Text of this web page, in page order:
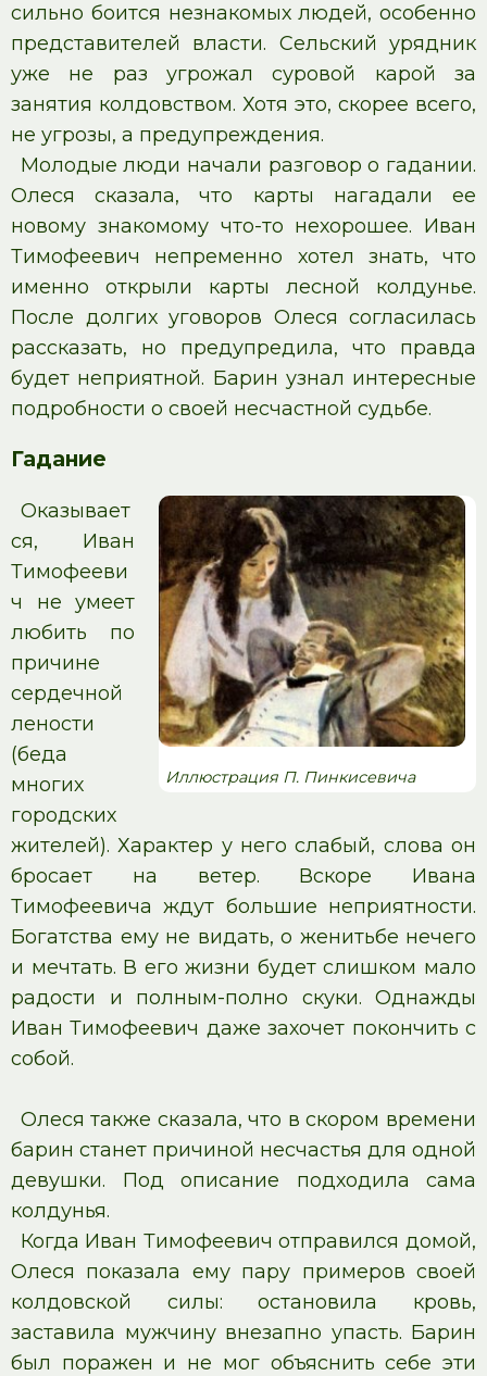
сильно боится незнакомых людей, особенно
представителей власти. Сельский урядник
уже не раз угрожал суровой карой за
занятия колдовством. Хотя это, скорее всего,
не угрозы, а предупреждения.
Молодые люди начали разговор о гадании.
Олеся сказала, что карты нагадали ее
новому знакомому что-то нехорошее. Иван
Тимофеевич непременно хотел знать, что
именно открыли карты лесной колдунье.
После долгих уговоров Олеся согласилась
рассказать, но предупредила, что правда
будет неприятной. Барин узнал интересные
подробности о своей несчастной судьбе.
Гадание
Иллюстрация П. Пинкисевича
Оказывает
ся, Иван
Тимофееви
ч не умеет
любить по
причине
сердечной
лености
(беда
многих
городских
жителей). Характер у него слабый, слова он
бросает на ветер. Вскоре Ивана
Тимофеевича ждут большие неприятности.
Богатства ему не видать, о женитьбе нечего
и мечтать. В его жизни будет слишком мало
радости и полным-полно скуки. Однажды
Иван Тимофеевич даже захочет покончить с
собой.
Олеся также сказала, что в скором времени
барин станет причиной несчастья для одной
девушки. Под описание подходила сама
колдунья.
Когда Иван Тимофеевич отправился домой,
Олеся показала ему пару примеров своей
колдовской силы: остановила кровь,
заставила мужчину внезапно упасть. Барин
был поражен и не мог объяснить себе эти